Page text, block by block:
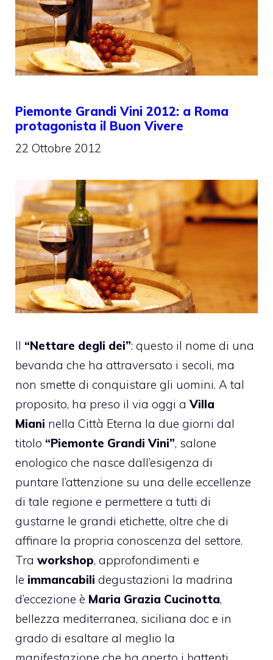
Piemonte Grandi Vini 2012: a Roma
protagonista il Buon Vivere
22 Ottobre 2012
Il “Nettare degli dei”: questo il nome di una
bevanda che ha attraversato i secoli, ma
non smette di conquistare gli uomini. A tal
proposito, ha preso il via oggi aVilla
Miani nella Città Eterna la due giorni dal
titolo “Piemonte Grandi Vini”, salone
enologico che nasce dall’esigenza di
puntare l’attenzione su una delle eccellenze
di tale regione e permettere a tutti di
gustarne le grandi etichette, oltre che di
affinare la propria conoscenza del settore.
Tra workshop, approfondimenti e
le immancabili degustazioni la madrina
d’eccezione è Maria Grazia Cucinotta,
bellezza mediterranea, siciliana doc e in
grado di esaltare al meglio la